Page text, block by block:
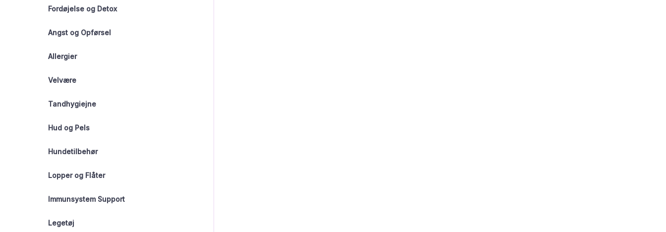
Fordøjelse og Detox
Angst og Opførsel
Allergier
Velvære
Tandhygiejne
Hud og Pels
Hundetilbehør
Lopper og Flåter
Immunsystem Support
Legetøj